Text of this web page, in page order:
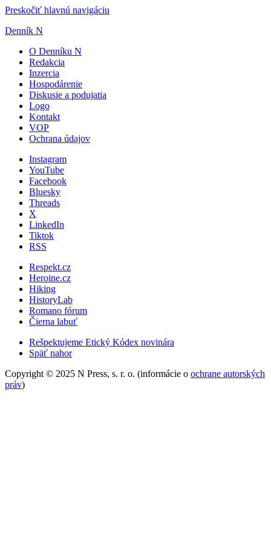
Preskočiť hlavnú navigáciu
Denník N
O Denníku N
Redakcia
Inzercia
Hospodárenie
Diskusie a podujatia
Logo
Kontakt
VOP
Ochrana údajov
Instagram
YouTube
Facebook
Bluesky
Threads
X
LinkedIn
Tiktok
RSS
Respekt.cz
Heroine.cz
Hiking
HistoryLab
Romano fórum
Čierna labuť
Rešpektujeme Etický Kódex novinára
Späť nahor
Copyright © 2025 N Press, s. r. o. (informácie o ochrane autorských
práv)